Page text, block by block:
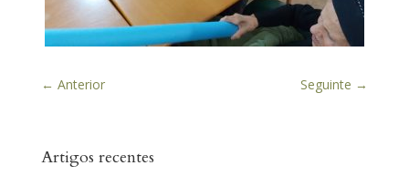
← Anterior Seguinte →
Artigos recentes